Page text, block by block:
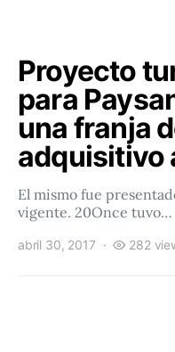
Proyecto
para
una franja
adquisitivo
El mismo fue
vigente. 20Once tuvo…
abril 30, 2017 282